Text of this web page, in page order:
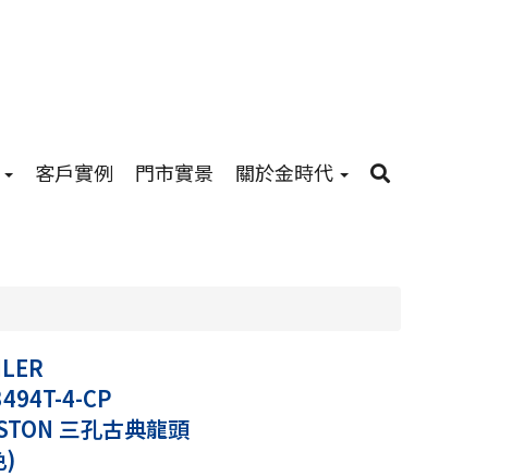
客戶實例 門市實景 關於金時代
4-CP
三孔古典龍頭
)